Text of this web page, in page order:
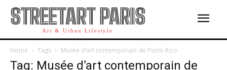
STREETART PARIS
Art & Urban Lifestyle
Home Tags Musée d’art contemporain de Porto Rico
Tag: Musée d’art contemporain de